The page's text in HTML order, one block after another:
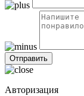
Авторизация